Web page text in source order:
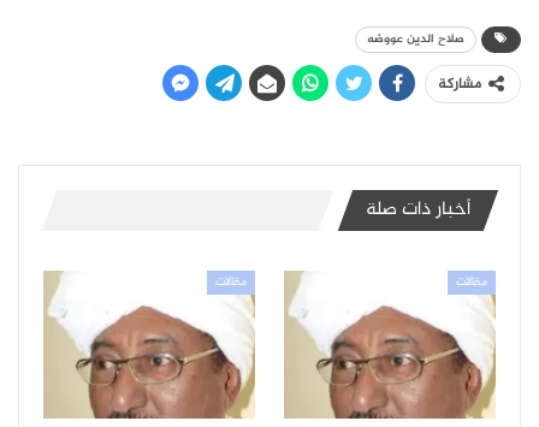
صلاح الدين عووضه
مشاركة
أخبار ذات صلة
مقالات مقالات